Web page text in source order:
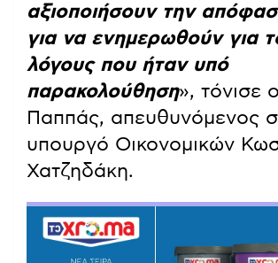
αξιοποιήσουν την
για να ενημερωθούν για
λόγους που ήταν υπό
παρακολούθηση», τόνισε
Παππάς, απευθυνόμενος
υπουργό Οικονομικών
Χατζηδάκη.